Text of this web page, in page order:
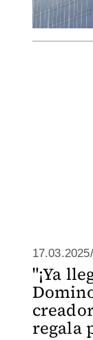
17.03.2025/
"¡Ya
regala